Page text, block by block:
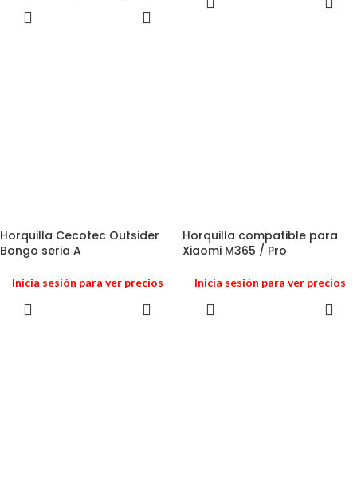
Horquilla Cecotec Outsider
Bongo seria A
Inicia sesión para ver precios
Horquilla compatible para
Xiaomi M365 / Pro
Inicia sesión para ver precios